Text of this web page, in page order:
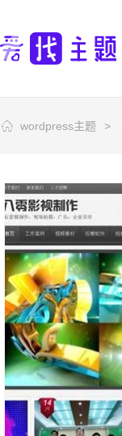
wordpress主题 >